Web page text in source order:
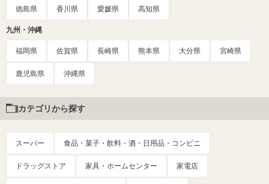
徳島県 香川県 愛媛県 高知県
九州・沖縄
福岡県 佐賀県 長崎県 熊本県 大分県 宮崎県
鹿児島県 沖縄県
カテゴリから探す
スーパー 食品・菓子・飲料・酒・日用品・コンビニ
ドラッグストア 家具・ホームセンター 家電店